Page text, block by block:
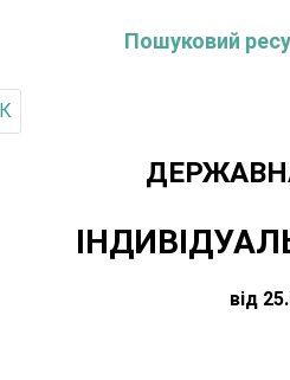
Пошуковий
від